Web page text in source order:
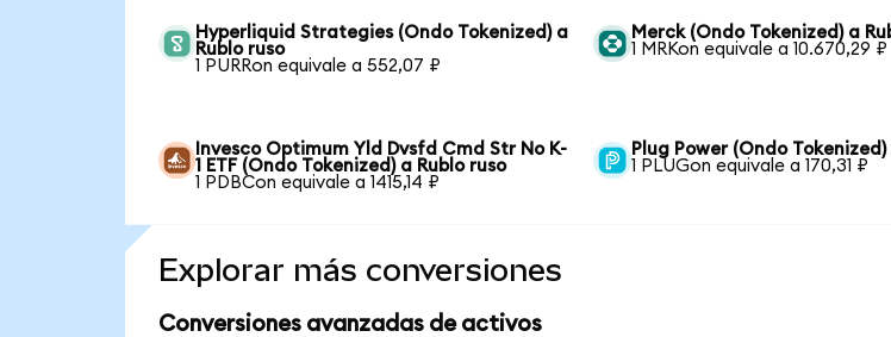
Hyperliquid Strategies (Ondo Tokenized) a
Rublo ruso
1 PURRon equivale a 552,07 ₽
Merck (Ondo Tokenized) a
1 MRKon equivale a 10.670,29 ₽
Invesco Optimum Yld Dvsfd Cmd Str No K-
1 ETF (Ondo Tokenized) a Rublo ruso
1 PDBCon equivale a 1415,14 ₽
Plug Power (Ondo Tokenized)
1 PLUGon equivale a 170,31 ₽
Explorar más conversiones
Conversiones avanzadas de activos